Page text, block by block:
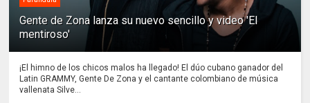
Gente de Zona lanza su nuevo sencillo y video 'El
mentiroso'
¡El himno de los chicos malos ha llegado! El dúo cubano ganador del
Latin GRAMMY, Gente De Zona y el cantante colombiano de música
vallenata Silve...